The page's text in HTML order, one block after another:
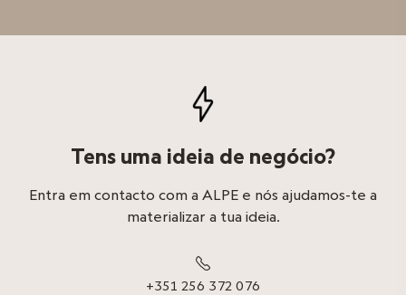
Tens uma ideia de negócio?
Entra em contacto com a ALPE e nós ajudamos-te a
materializar a tua ideia.

+351 256 372 076